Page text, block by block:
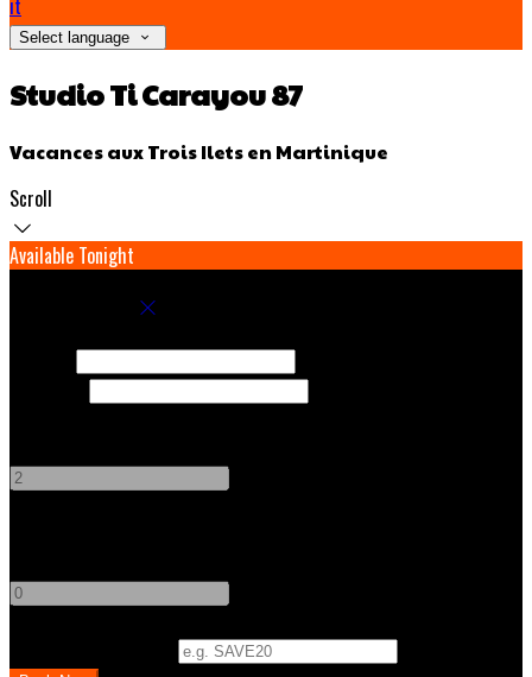
it
Select language
Studio Ti Carayou 87
Vacances aux Trois Ilets en Martinique
Scroll
Available Tonight